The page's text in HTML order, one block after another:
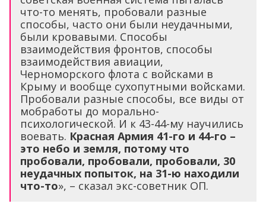
что-то менять, пробовали разные
способы, часто они были неудачными,
были кровавыми. Способы
взаимодействия фронтов, способы
взаимодействия авиации,
Черноморского флота с войсками в
Крыму и вообще сухопутными войсками.
Пробовали разные способы, все виды от
мобработы до морально-
психологической. И к 43-44-му научились
воевать. Красная Армия 41-го и 44-го –
это небо и земля, потому что
пробовали, пробовали, пробовали, 30
неудачных попыток, на 31-ю находили
что-то», – сказал экс-советник ОП.